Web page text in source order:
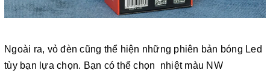
Ngoài ra, vỏ đèn cũng thể hiện những phiên bản bóng Led
tùy bạn lựa chọn. Bạn có thể chọn nhiệt màu NW